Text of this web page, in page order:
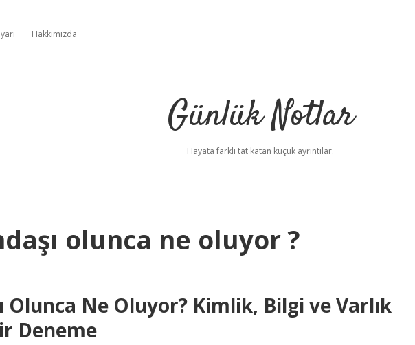
Hakkımızda
Günlük Notlar
Hayata farklı tat katan küçük ayrıntılar.
olunca ne oluyor ?
Olunca Ne Oluyor? Kimlik, Bilgi ve Varlık
Deneme